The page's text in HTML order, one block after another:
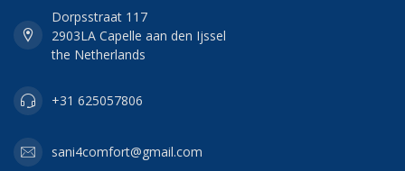
Dorpsstraat 117
2903LA Capelle aan den Ijssel
the Netherlands
+31 625057806
sani4comfort@gmail.com